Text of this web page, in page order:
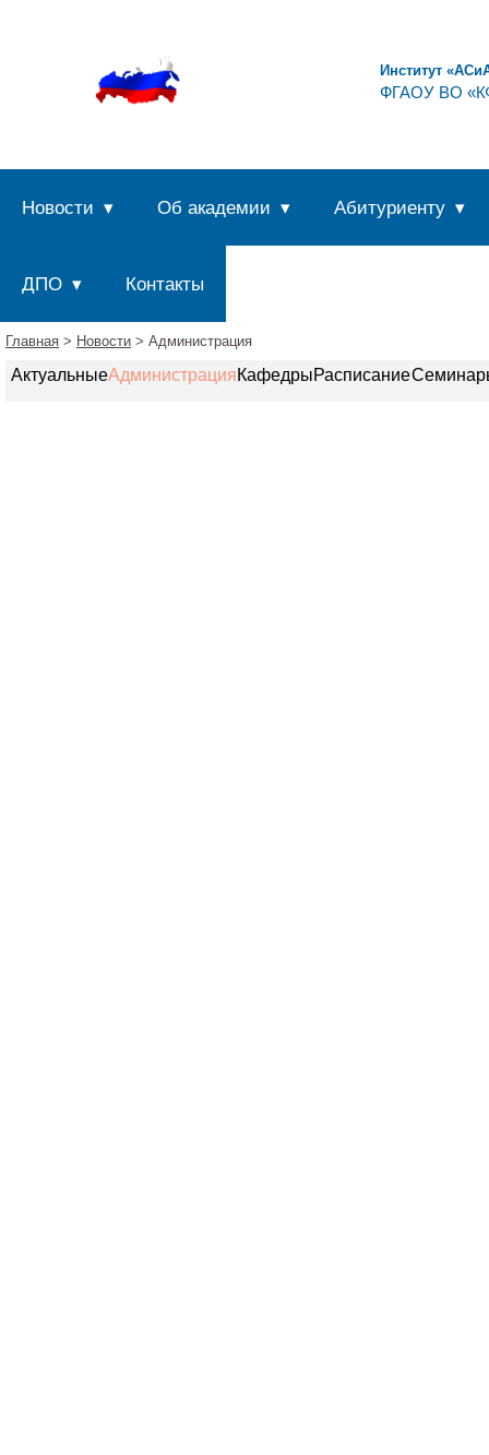
Институт
ФГАОУ ВО
Новости Об академии Абитуриенту
ДПО Контакты
Главная > Новости > Администрация
АктуальныеАдминистрацияКафедрыРасписание